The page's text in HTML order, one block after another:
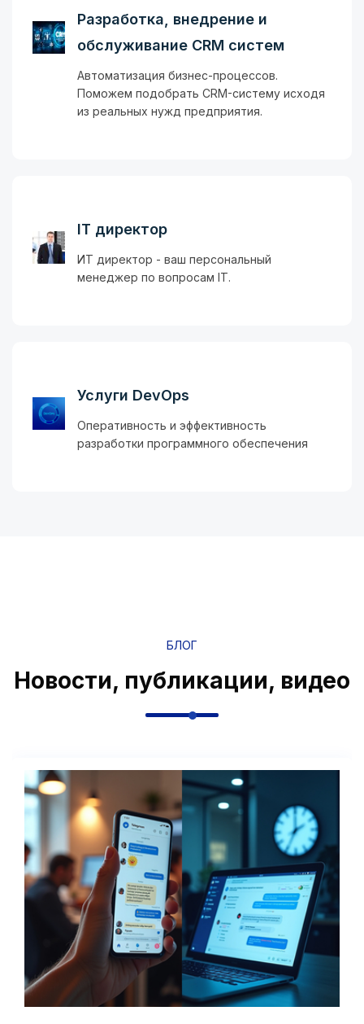
Разработка, внедрение и
обслуживание CRM систем
Автоматизация бизнес-процессов.
Поможем подобрать CRM-систему исходя
из реальных нужд предприятия.
IT директор
ИТ директор - ваш персональный
менеджер по вопросам IT.
Услуги DevOps
Оперативность и эффективность
разработки программного обеспечения
БЛОГ
Новости, публикации, видео